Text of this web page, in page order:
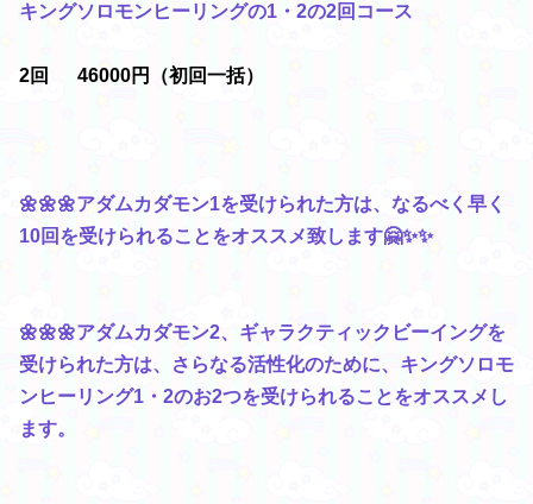
キングソロモンヒーリングの1・2の2回コース
2回 46000円（初回一括）
🌼🌼🌼アダムカダモン1を受けられた方は、なるべく早く
10回を受けられることをオススメ致します🤗✨✨
🌼🌼🌼アダムカダモン2、ギャラクティックビーイングを
受けられた方は、さらなる活性化のために、キングソロモ
ンヒーリング1・2のお2つを受けられることをオススメし
ます。